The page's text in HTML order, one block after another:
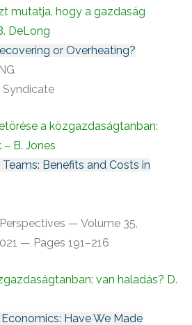
mutatja, hogy a gazdaság
DeLong
or Overheating?
Syndicate
a közgazdaságtanban:
B. Jones
Benefits and Costs in
— Volume 35,
— Pages 191–216
van haladás? D.
Have We Made